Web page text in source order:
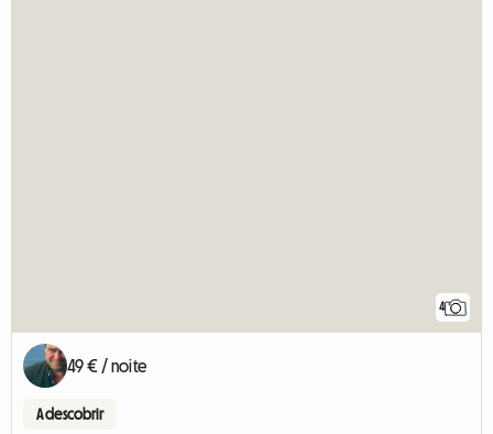
4
49 € / noite
A descobrir